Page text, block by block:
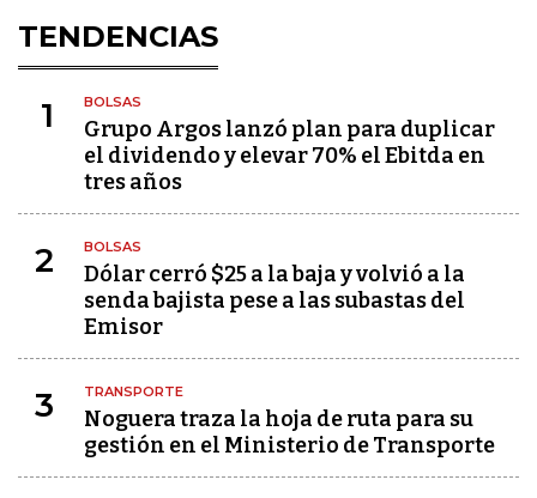
TENDENCIAS
1 BOLSAS
Grupo Argos lanzó plan para duplicar
el dividendo y elevar 70% el Ebitda en
tres años
2 BOLSAS
Dólar cerró $25 a la baja y volvió a la
senda bajista pese a las subastas del
Emisor
3 TRANSPORTE
Noguera traza la hoja de ruta para su
gestión en el Ministerio de Transporte